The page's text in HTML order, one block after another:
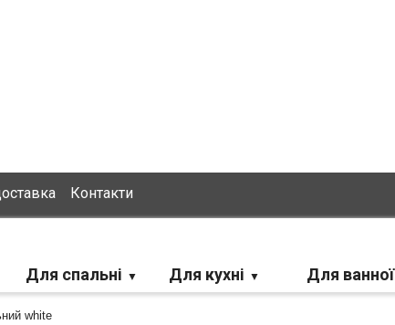
Контакти
Для спальні Для кухні Для ванної
white